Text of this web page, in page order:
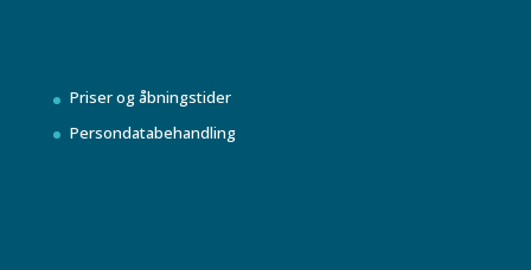
Priser og åbningstider
Persondatabehandling